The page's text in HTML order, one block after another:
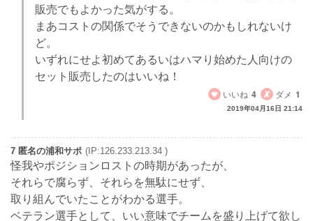
販売でもよかった気がする。
まあコストの関係でそうできないのかもしれないけ
ど。
いずれにせよ初めてあるいはハマり始めた人向けの
セット販売したのはいいね！
いいね 4 ダメ 1
2019年04月16日 21:14
7 匿名の浦和サポ (IP:126.233.213.34 )
怪我やポジションロストの時期があったが、
それらで腐らず、それらを無駄にせず、
取り組んでいたことがわかる選手。
ベテラン選手として、いい意味でチームを盛り上げて欲し